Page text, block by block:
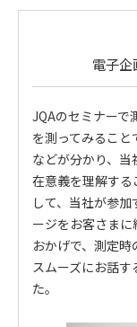
電子
JQAのセミナーで
を測ってみるこ
などが分かり、
在意義を理解す
して、当社が参
ージをお客さま
おかげで、測定
スムーズにお話
た。